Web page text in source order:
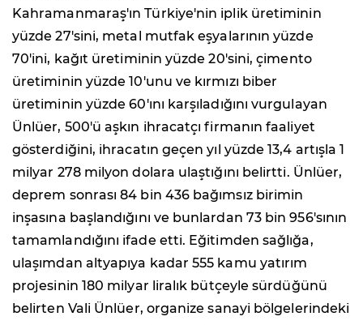
Kahramanmaraş'ın Türkiye'nin iplik üretiminin
yüzde 27'sini, metal mutfak eşyalarının yüzde
70'ini, kağıt üretiminin yüzde 20'sini, çimento
üretiminin yüzde 10'unu ve kırmızı biber
üretiminin yüzde 60'ını karşıladığını vurgulayan
Ünlüer, 500'ü aşkın ihracatçı firmanın faaliyet
gösterdiğini, ihracatın geçen yıl yüzde 13,4 artışla 1
milyar 278 milyon dolara ulaştığını belirtti. Ünlüer,
deprem sonrası 84 bin 436 bağımsız birimin
inşasına başlandığını ve bunlardan 73 bin 956'sının
tamamlandığını ifade etti. Eğitimden sağlığa,
ulaşımdan altyapıya kadar 555 kamu yatırım
projesinin 180 milyar liralık bütçeyle sürdüğünü
belirten Vali Ünlüer, organize sanayi bölgelerindeki